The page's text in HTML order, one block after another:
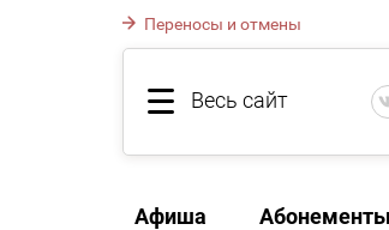
Переносы и отмены
Весь сайт
Афиша Абонементы